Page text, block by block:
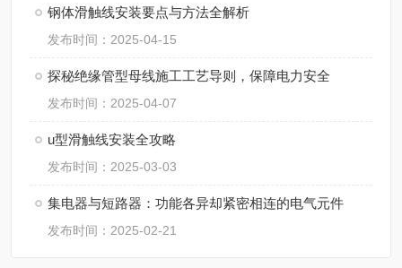
钢体滑触线安装要点与方法全解析​
发布时间：2025-04-15
探秘绝缘管型母线施工工艺导则，保障电力安全
发布时间：2025-04-07
u型滑触线安装全攻略
发布时间：2025-03-03
集电器与短路器：功能各异却紧密相连的电气元件
发布时间：2025-02-21